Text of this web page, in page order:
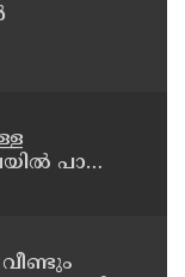
പാട്ടും